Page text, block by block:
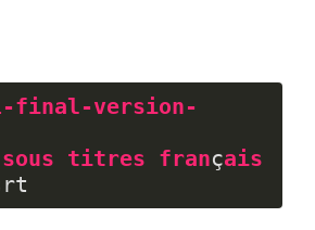
final-version-
sous titres français